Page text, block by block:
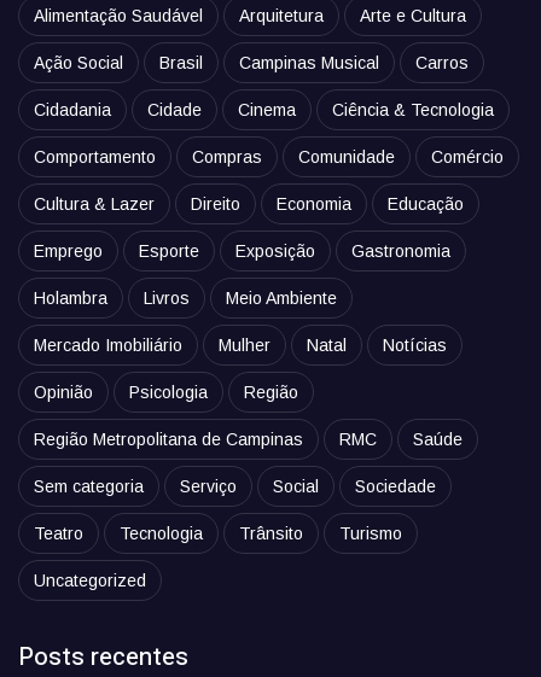
Alimentação Saudável Arquitetura Arte e Cultura
Ação Social Brasil Campinas Musical Carros
Cidadania Cidade Cinema Ciência & Tecnologia
Comportamento Compras Comunidade Comércio
Cultura & Lazer Direito Economia Educação
Emprego Esporte Exposição Gastronomia
Holambra Livros Meio Ambiente
Mercado Imobiliário Mulher Natal Notícias
Opinião Psicologia Região
Região Metropolitana de Campinas RMC Saúde
Sem categoria Serviço Social Sociedade
Teatro Tecnologia Trânsito Turismo
Uncategorized
Posts recentes